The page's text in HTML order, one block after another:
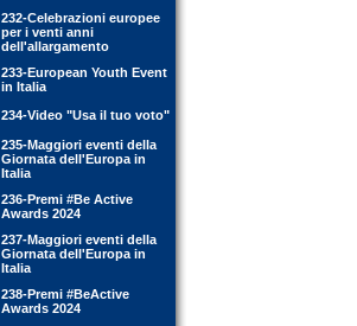
232-Celebrazioni europee
per i venti anni
dell'allargamento
233-European Youth Event
in Italia
234-Video "Usa il tuo voto"
235-Maggiori eventi della
Giornata dell'Europa in
Italia
236-Premi #Be Active
Awards 2024
237-Maggiori eventi della
Giornata dell'Europa in
Italia
238-Premi #BeActive
Awards 2024